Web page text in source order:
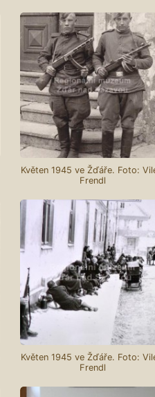
Květen 1945 ve Žďáře. Foto:
Frendl
Květen 1945 ve Žďáře. Foto:
Frendl